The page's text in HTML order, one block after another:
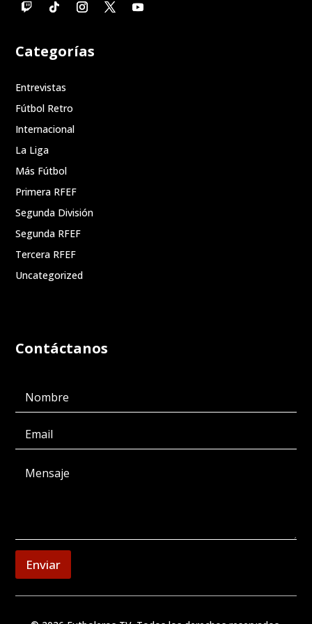
Categorías
Entrevistas
Fútbol Retro
Internacional
La Liga
Más Fútbol
Primera RFEF
Segunda División
Segunda RFEF
Tercera RFEF
Uncategorized
Contáctanos
Enviar